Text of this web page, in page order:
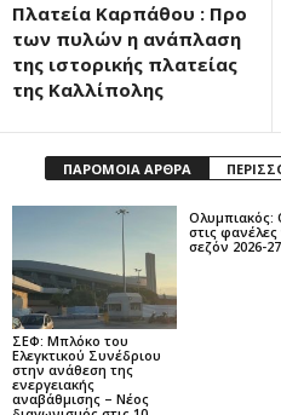
Πλατεία Καρπάθου : Προ
των πυλών η ανάπλαση
της ιστορικής πλατείας
της Καλλίπολης
ΠΑΡΟΜΟΙΑ ΑΡΘΡΑ
ΣΕΦ: Μπλόκο του
Ελεγκτικού Συνέδριου
στην ανάθεση της
ενεργειακής
αναβάθμισης – Νέος
Ολυμπιακός:
στις φανέλες
σεζόν 2026-27